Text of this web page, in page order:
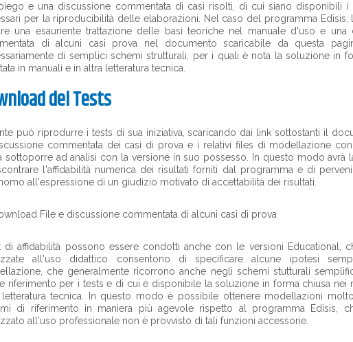
e una discussione commentata di casi risolti, di cui siano disponibili
per la riproducibilità delle elaborazioni. Nel caso del programma Edisis,
una esauriente trattazione delle basi teoriche nel manuale d'uso e una
di alcuni casi prova nel documento scaricabile da questa
di semplici schemi strutturali, per i quali è nota la soluzione in
in manuali e in altra letteratura tecnica.
dei Tests
può riprodurre i tests di sua iniziativa, scaricando dai link sottostanti il
commentata dei casi di prova e i relativi files di modellazione
sottoporre ad analisi con la versione in suo possesso. In questo modo avrà
l'affidabilità numerica dei risultati forniti dal programma e di
all'espressione di un giudizio motivato di accettabilità dei risultati.
File e discussione commentata di alcuni casi di prova
di affidabilità possono essere condotti anche con le versioni Educational,
all'uso didattico consentono di specificare alcune ipotesi
che generalmente ricorrono anche negli schemi stutturali
riferimento per i tests e di cui è disponibile la soluzione in forma chiusa nei
letteratura tecnica. In questo modo è possibile ottenere modellazioni
di riferimento in maniera più agevole rispetto al programma Edisis,
all'uso professionale non è provvisto di tali funzioni accessorie.